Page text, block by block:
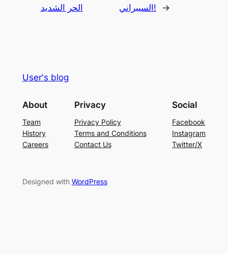
الحر الشديد
السيبراني!
→
User's blog
About
Team
History
Careers
Privacy
Privacy Policy
Terms and Conditions
Contact Us
Social
Facebook
Instagram
Twitter/X
Designed with WordPress